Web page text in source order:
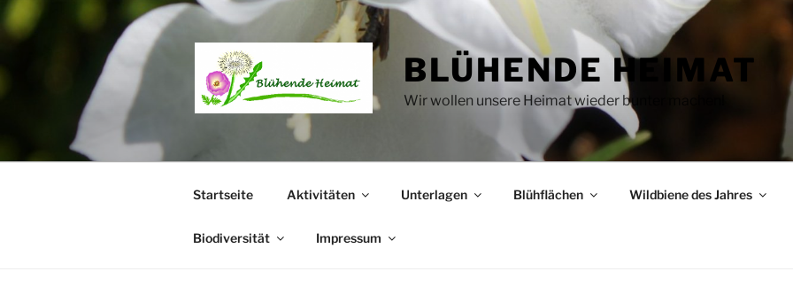
Zum
Inhalt
BLÜHENDE HEIMAT
Wir wollen unsere Heimat wieder bunter machen!
Startseite Aktivitäten Unterlagen Blühflächen Wildbiene des Jahres
Biodiversität Impressum